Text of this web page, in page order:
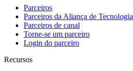
Parceiros
Parceiros da Aliança de Tecnologia
Parceiros de canal
Torne-se um parceiro
Login do parceiro
Recursos